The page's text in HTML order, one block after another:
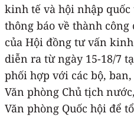
kinh tế và hội nhập quốc
thông báo về thành
của Hội đồng tư vấn kinh
diễn ra từ ngày 15-18/7
phối hợp với các bộ,
Văn phòng Chủ tịch
Văn phòng Quốc hội để